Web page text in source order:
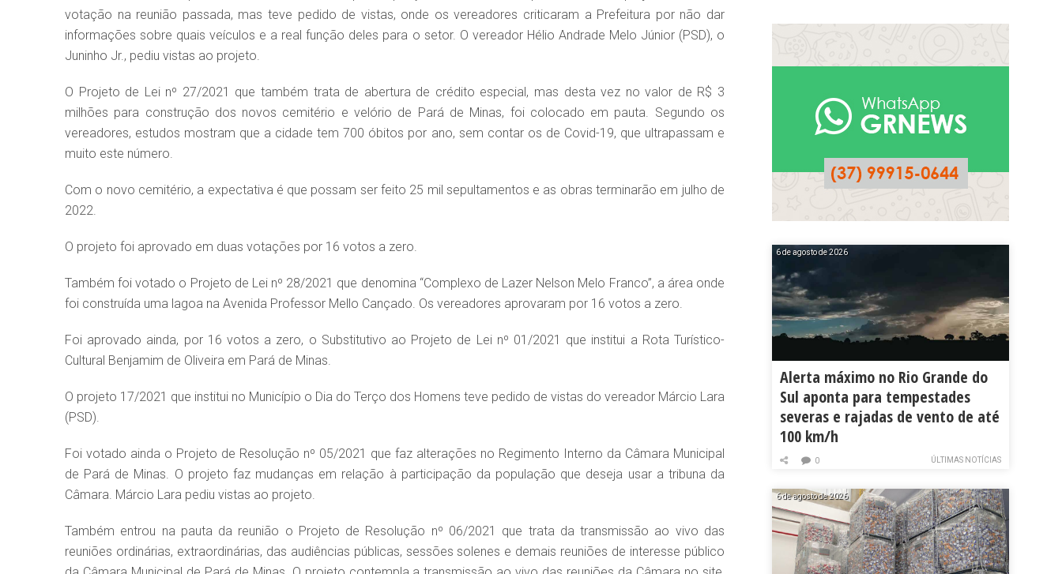
votação na reunião passada, mas teve pedido de vistas, onde os vereadores criticaram a Prefeitura por não dar
informações sobre quais veículos e a real função deles para o setor. O vereador Hélio Andrade Melo Júnior (PSD), o
Juninho Jr., pediu vistas ao projeto.
O Projeto de Lei nº 27/2021 que também trata de abertura de crédito especial, mas desta vez no valor de R$ 3
milhões para construção dos novos cemitério e velório de Pará de Minas, foi colocado em pauta. Segundo os
vereadores, estudos mostram que a cidade tem 700 óbitos por ano, sem contar os de Covid-19, que ultrapassam e
muito este número.
Com o novo cemitério, a expectativa é que possam ser feito 25 mil sepultamentos e as obras terminarão em julho de
2022.
O projeto foi aprovado em duas votações por 16 votos a zero.
Também foi votado o Projeto de Lei nº 28/2021 que denomina “Complexo de Lazer Nelson Melo Franco”, a área onde
foi construída uma lagoa na Avenida Professor Mello Cançado. Os vereadores aprovaram por 16 votos a zero.
Foi aprovado ainda, por 16 votos a zero, o Substitutivo ao Projeto de Lei nº 01/2021 que institui a Rota Turístico-
Cultural Benjamim de Oliveira em Pará de Minas.
O projeto 17/2021 que institui no Município o Dia do Terço dos Homens teve pedido de vistas do vereador Márcio Lara
(PSD).
Foi votado ainda o Projeto de Resolução nº 05/2021 que faz alterações no Regimento Interno da Câmara Municipal
de Pará de Minas. O projeto faz mudanças em relação à participação da população que deseja usar a tribuna da
Câmara. Márcio Lara pediu vistas ao projeto.
Também entrou na pauta da reunião o Projeto de Resolução nº 06/2021 que trata da transmissão ao vivo das
reuniões ordinárias, extraordinárias, das audiências públicas, sessões solenes e demais reuniões de interesse público
6 de agosto de 2026
Alerta máximo no Rio Grande do
Sul aponta para tempestades
severas e rajadas de vento de até
100 km/h
ÚLTIMAS NOTÍCIAS
0
6 de agosto de 2026